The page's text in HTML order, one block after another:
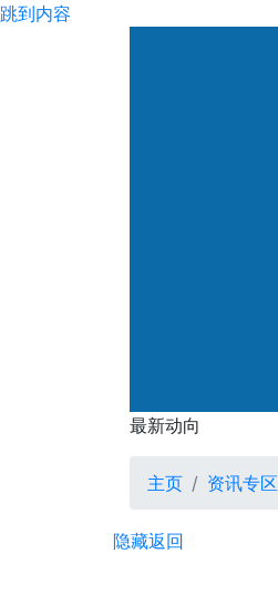
跳到内容
最新动向
最新动向
主页 资讯专区
隐藏返回